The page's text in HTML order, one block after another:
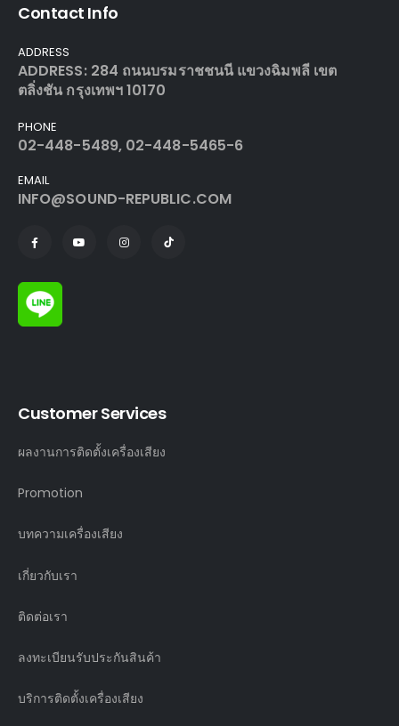
Contact Info
ADDRESS
ADDRESS: 284 ถนนบรมราชชนนี แขวงฉิมพลี เขต
ตลิ่งชัน กรุงเทพฯ 10170
PHONE
02-448-5489, 02-448-5465-6
EMAIL
INFO@SOUND-REPUBLIC.COM
Customer Services
ผลงานการติดตั้งเครื่องเสียง
Promotion
บทความเครื่องเสียง
เกี่ยวกับเรา
ติดต่อเรา
ลงทะเบียนรับประกันสินค้า
บริการติดตั้งเครื่องเสียง